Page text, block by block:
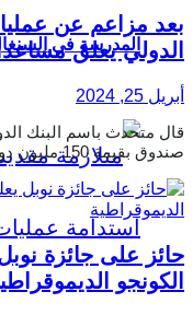
المدرسة في
بعد مزاعم عن
الدولي يعلق
أبريل 25, 2024
قال متحدث باسم البنك
صندوق بقيمة 150 مليون دولار لتوسيع حديقة وطنية ...
حائز على جائزة
الكونجو